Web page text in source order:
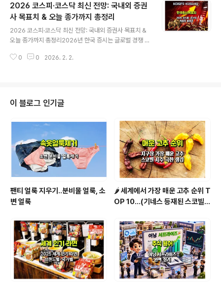
년 2월 3일 전해졌습니다. 이 계획은 24시간 이내 경고부
터 다국적군 개입, 최종적으로 서방군 공동 대응까지 포함
하는 구조로 설계돼 있으며, 관련 당사국 대표들이 아랍에
미리트 아부다비에서 전쟁 종식 회담을 진행 중입니다 ▶
휴전 위반 시 다단계 대응 계획 핵심FT 보도에 따르면 우
크라이나와 서방 파트너들은 향후 휴전이 체결된 뒤 러시
2026 코스피·코스닥 최신 전망: 국내외 증권
사 목표치 & 오늘 종가까지 총정리
2026 코스피·코스닥 최신 전망: 국내외 증권사 목표치 &
오늘 종가까지 총정리2026년 한국 증시는 글로벌 경쟁 증
들이 목표 지수를 잇따라 상향 조정하고 있습니다. 특히 오
다른 곳은 4,500포인트대까지 낮은 시나리오를 열어두고
있습니다. 이러한 전망의 차이는 금리 경로, 반도체 실적,
국내 주요 증권사와 글로벌 IB가 제시한 2026년 코스피
목표치 10개 이상을 한 자리에서 비교하고, 그 배경과 의미
를 해석합니다. ?..
0 0 2026. 2. 2.
이 블로그 인기글
팬티 얼룩 지우기..분비물 얼룩, 소
변 얼룩
🌶️ 세계에서 가장 매운 고추 순위 T
OP 10...(기네스 등재된 스코빌